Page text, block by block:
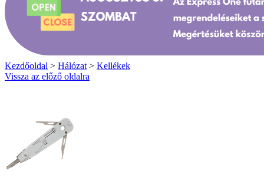
Kezdőoldal > Hálózat > Kellékek
Vissza az előző oldalra